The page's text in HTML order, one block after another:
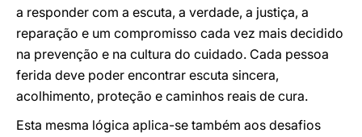
a responder com a escuta, a verdade, a justiça, a
reparação e um compromisso cada vez mais decidido
na prevenção e na cultura do cuidado. Cada pessoa
ferida deve poder encontrar escuta sincera,
acolhimento, proteção e caminhos reais de cura.
Esta mesma lógica aplica-se também aos desafios